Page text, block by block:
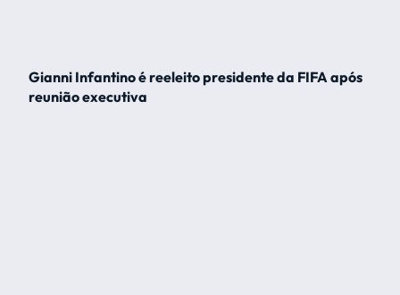
Gianni Infantino é reeleito presidente da FIFA após
reunião executiva